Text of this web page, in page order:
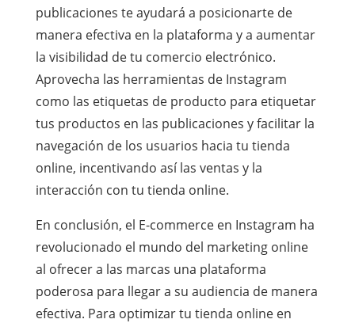
publicaciones te ayudará a posicionarte de
manera efectiva en la plataforma y a aumentar
la visibilidad de tu comercio electrónico.
Aprovecha las herramientas de Instagram
como las etiquetas de producto para etiquetar
tus productos en las publicaciones y facilitar la
navegación de los usuarios hacia tu tienda
online, incentivando así las ventas y la
interacción con tu tienda online.
En conclusión, el E-commerce en Instagram ha
revolucionado el mundo del marketing online
al ofrecer a las marcas una plataforma
poderosa para llegar a su audiencia de manera
efectiva. Para optimizar tu tienda online en